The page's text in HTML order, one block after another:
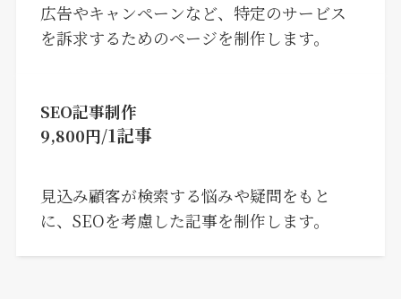
広告やキャンペーンなど、特定のサービス
を訴求するためのページを制作します。
SEO記事制作
9,800円/1記事
見込み顧客が検索する悩みや疑問をもと
に、SEOを考慮した記事を制作します。